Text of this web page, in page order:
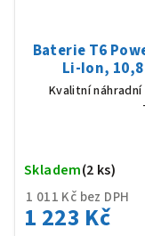
Baterie T6
Li-Ion, 10,8
Kvalitní
1 011 Kč bez DPH
1 223 Kč
Skladem(2 ks)